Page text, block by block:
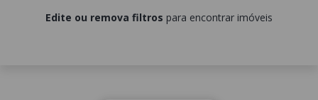
Edite ou remova filtros para encontrar imóveis